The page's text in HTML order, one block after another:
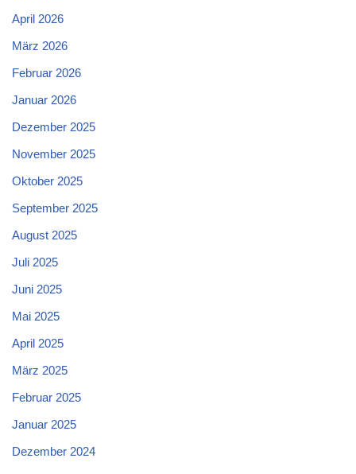
April 2026
März 2026
Februar 2026
Januar 2026
Dezember 2025
November 2025
Oktober 2025
September 2025
August 2025
Juli 2025
Juni 2025
Mai 2025
April 2025
März 2025
Februar 2025
Januar 2025
Dezember 2024